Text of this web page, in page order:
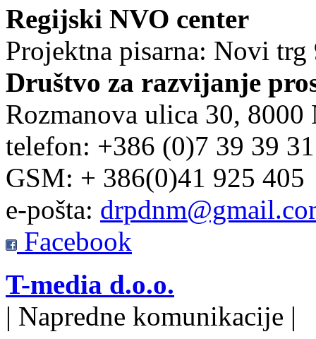
Regijski NVO center
Projektna pisarna: Novi
Društvo za razvijanje
Rozmanova ulica 30, 8000
telefon: +386 (0)7 39 39
GSM: + 386(0)41 925 405
e-pošta:
Facebook
T-media d.o.o.
| Napredne komunikacije |